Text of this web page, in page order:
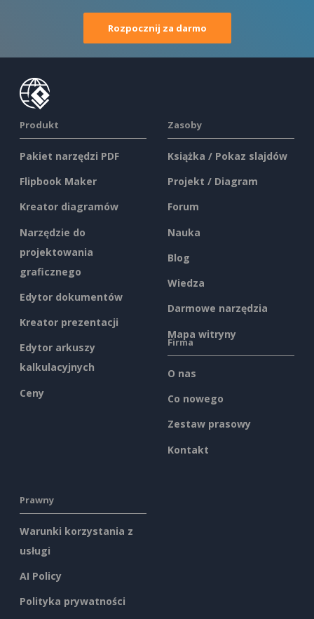
Rozpocznij za darmo
Produkt
Pakiet narzędzi PDF
Flipbook Maker
Kreator diagramów
Narzędzie do
projektowania
graficznego
Edytor dokumentów
Kreator prezentacji
Edytor arkuszy
kalkulacyjnych
Ceny
Zasoby
Książka / Pokaz slajdów
Projekt / Diagram
Forum
Nauka
Blog
Wiedza
Darmowe narzędzia
Mapa witryny
Firma
O nas
Co nowego
Zestaw prasowy
Kontakt
Prawny
Warunki korzystania z
usługi
AI Policy
Polityka prywatności